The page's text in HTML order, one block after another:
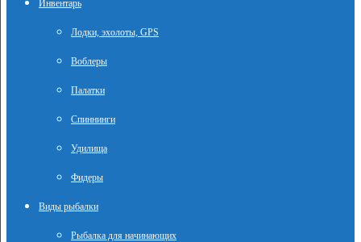
Инвентарь
Лодки, эхолоты, GPS
Воблеры
Палатки
Спиннинги
Удилища
Фидеры
Виды рыбалки
Рыбалка для начинающих